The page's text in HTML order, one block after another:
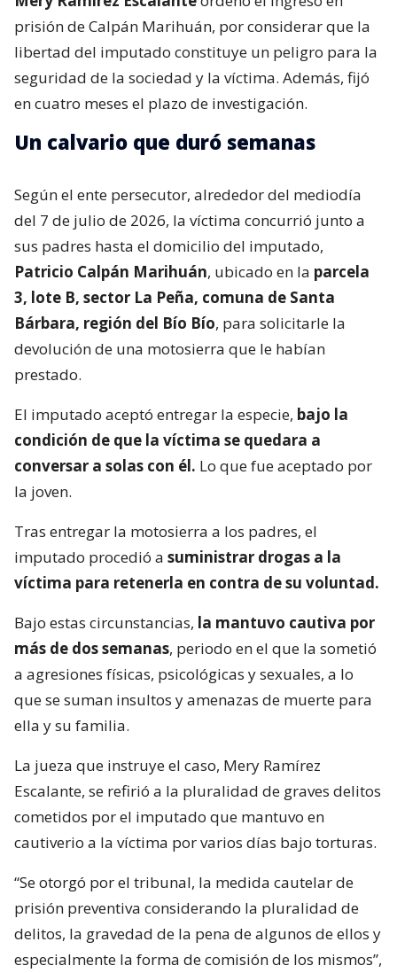
prisión de Calpán Marihuán, por considerar que la
libertad del imputado constituye un peligro para la
seguridad de la sociedad y la víctima. Además, fijó
en cuatro meses el plazo de investigación.
Un calvario que duró semanas
Según el ente persecutor, alrededor del mediodía
del 7 de julio de 2026, la víctima concurrió junto a
sus padres hasta el domicilio del imputado,
Patricio Calpán Marihuán, ubicado en la parcela
3, lote B, sector La Peña, comuna de Santa
Bárbara, región del Bío Bío, para solicitarle la
devolución de una motosierra que le habían
prestado.
El imputado aceptó entregar la especie, bajo la
condición de que la víctima se quedara a
conversar a solas con él. Lo que fue aceptado por
la joven.
Tras entregar la motosierra a los padres, el
imputado procedió a suministrar drogas a la
víctima para retenerla en contra de su voluntad.
Bajo estas circunstancias, la mantuvo cautiva por
más de dos semanas, periodo en el que la sometió
a agresiones físicas, psicológicas y sexuales, a lo
que se suman insultos y amenazas de muerte para
ella y su familia.
La jueza que instruye el caso, Mery Ramírez
Escalante, se refirió a la pluralidad de graves delitos
cometidos por el imputado que mantuvo en
cautiverio a la víctima por varios días bajo torturas.
“Se otorgó por el tribunal, la medida cautelar de
prisión preventiva considerando la pluralidad de
delitos, la gravedad de la pena de algunos de ellos y
especialmente la forma de comisión de los mismos”,